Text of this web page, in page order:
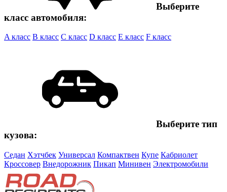
Выберите
класс автомобиля:
A класс B класс C класс D класс E класс F класс
Выберите тип
кузова:
Седан Хэтчбек Универсал Компактвен Купе Кабриолет
Кроссовер Внедорожник Пикап Минивен Электромобили